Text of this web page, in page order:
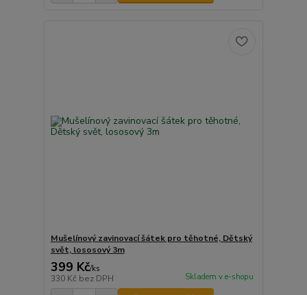
Mušelínový zavinovací šátek pro těhotné, Dětský
svět, lososový 3m
399 Kč/ks
330 Kč bez DPH Skladem v e-shopu